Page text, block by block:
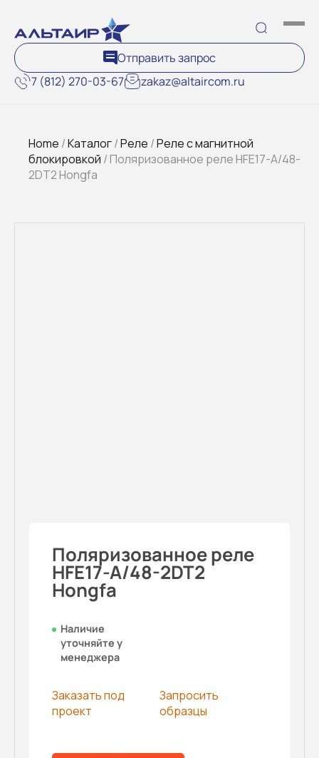
7 (812) 270-03-67 zakaz@altaircom.ru
Отправить запрос
Home /Каталог/Реле /Реле с магнитной
блокировкой / Поляризованное реле HFE17-A/48-
2DT2 Hongfa
Поляризованное реле
HFE17-A/48-2DT2
Hongfa
Наличие
уточняйте у
менеджера
Заказать под
проект
Запросить
образцы